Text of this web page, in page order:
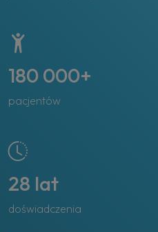
180 000+
pacjentów
28 lat
doświadczenia